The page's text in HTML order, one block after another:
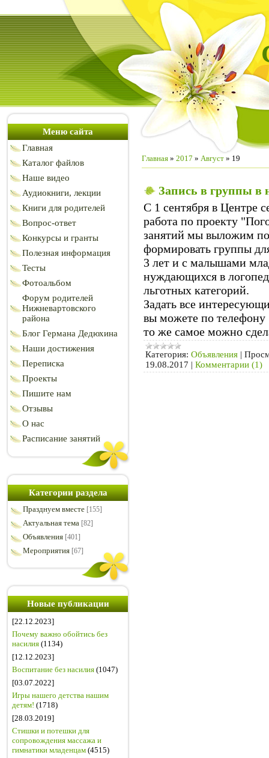
Меню сайта
Главная
Каталог файлов
Наше видео
Аудиокниги, лекции
Книги для родителей
Вопрос-ответ
Конкурсы и гранты
Полезная информация
Тесты
Фотоальбом
Форум родителей
Нижневартовского
района
Блог Германа Дедюхина
Наши достижения
Переписка
Проекты
Пишите нам
Отзывы
О нас
Расписание занятий
Категории раздела
Празднуем вместе [155]
Актуальная тема [82]
Объявления [401]
Мероприятия [67]
Новые публикации
[22.12.2023]
Почему важно обойтись без
насилия (1134)
[12.12.2023]
Воспитание без насилия (1047)
[03.07.2022]
Игры нашего детства нашим
детям! (1718)
[28.03.2019]
Стишки и потешки для
сопровождения массажа и
гимнатики младенцам (4515)
Главная » 2017 » Август » 19
Запись в группы в
С 1 сентября в Центре
работа по проекту
занятий мы выложим
формировать группы
3 лет и с малышами
нуждающихся в
льготных категорий.
Задать все
вы можете по телефону
то же самое можно
Категория: Объявления |
19.08.2017 | Комментарии (1)